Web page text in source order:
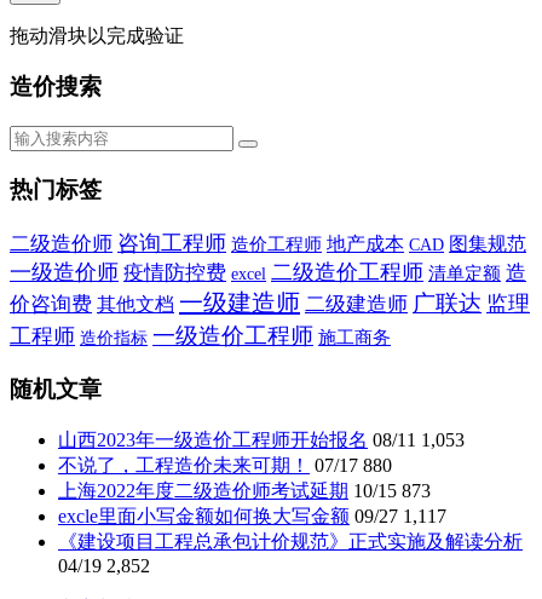
拖动滑块以完成验证
造价搜索
热门标签
二级造价师 咨询工程师 造价工程师 地产成本 CAD 图集规范
一级造价师 疫情防控费 excel 二级造价工程师 清单定额 造
价咨询费 其他文档 一级建造师 二级建造师 广联达 监理
工程师 造价指标 一级造价工程师 施工商务
随机文章
山西2023年一级造价工程师开始报名 08/11 1,053
不说了，工程造价未来可期！
07/17 880
上海2022年度二级造价师考试延期 10/15 873
excle里面小写金额如何换大写金额 09/27 1,117
《建设项目工程总承包计价规范》正式实施及解读分析
04/19 2,852